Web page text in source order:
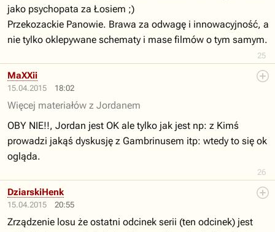
25
jako psychopata za Łosiem ;)
Przekozackie Panowie. Brawa za odwagę i innowacyjność, a
nie tylko oklepywane schematy i mase filmów o tym samym.
15.04.2015 18:02
26
MaXXii
Więcej materiałów z Jordanem
OBY NIE!!, Jordan jest OK ale tylko jak jest np: z Kimś
prowadzi jakąś dyskusję z Gambrinusem itp: wtedy to się ok
ogląda.
15.04.2015 20:55
DziarskiHenk
Zrządzenie losu że ostatni odcinek serii (ten odcinek) jest